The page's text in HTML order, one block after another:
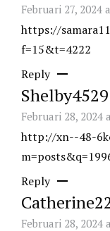
Februari 27, 2024
https://
f=15&t=4222
Reply
Shelby4529
Februari 28, 2024
http://xn--48-
Reply
Februari 28, 2024